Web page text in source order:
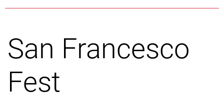
San Francesco
Fest